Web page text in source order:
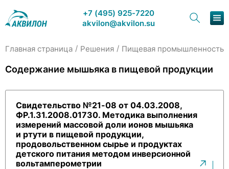
+7 (495) 925-7220
akvilon@akvilon.su
Сервис и ремонт
Главная страница / Решения / Пищевая промышленность
Содержание мышьяка в пищевой продукции
Свидетельство №21-08 от 04.03.2008,
ФР.1.31.2008.01730. Методика выполнения
измерений массовой доли ионов мышьяка
и ртути в пищевой продукции,
продовольственном сырье и продуктах
детского питания методом инверсионной
вольтамперометрии